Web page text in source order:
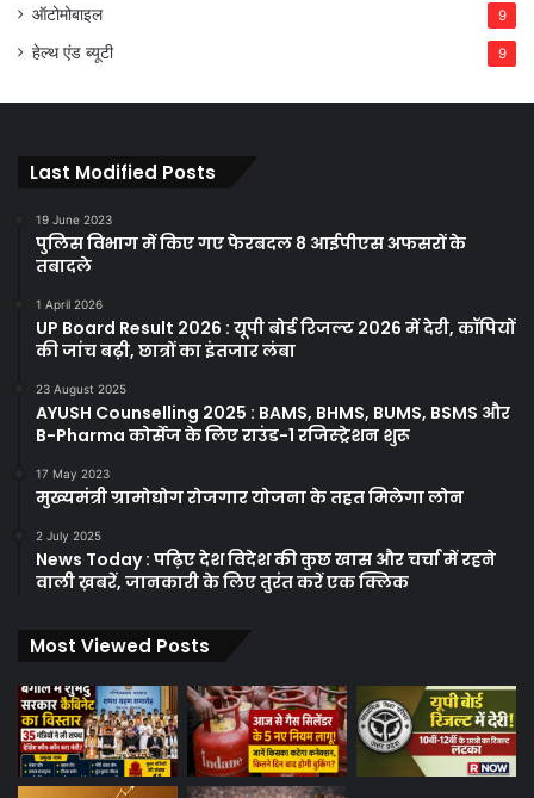
ऑटोमोबाइल 9
हेल्थ एंड ब्यूटी 9
Last Modified Posts
19 June 2023
पुलिस विभाग में किए गए फेरबदल 8 आईपीएस अफसरों के
तबादले
1 April 2026
UP Board Result 2026 : यूपी बोर्ड रिजल्ट 2026 में देरी, कॉपियों
की जांच बढ़ी, छात्रों का इंतजार लंबा
23 August 2025
AYUSH Counselling 2025 : BAMS, BHMS, BUMS, BSMS और
B-Pharma कोर्सेज के लिए राउंड-1 रजिस्ट्रेशन शुरू
17 May 2023
मुख्यमंत्री ग्रामोद्योग रोजगार योजना के तहत मिलेगा लोन
2 July 2025
News Today : पढ़िए देश विदेश की कुछ खास और चर्चा में रहने
वाली ख़बरें, जानकारी के लिए तुरंत करें एक क्लिक
Most Viewed Posts